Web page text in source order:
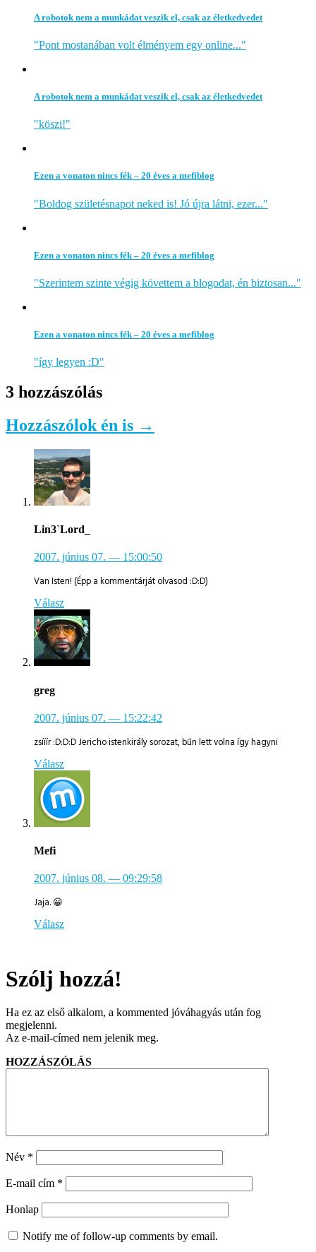
A robotok nem a munkádat veszik el, csak az életkedvedet
"Pont mostanában volt élményem egy online..."
A robotok nem a munkádat veszik el, csak az életkedvedet
"köszi!"
Ezen a vonaton nincs fék – 20 éves a mefiblog
"Boldog születésnapot neked is! Jó újra látni, ezer..."
Ezen a vonaton nincs fék – 20 éves a mefiblog
"Szerintem szinte végig követtem a blogodat, én biztosan..."
Ezen a vonaton nincs fék – 20 éves a mefiblog
"így legyen :D"
3 hozzászólás
Hozzászólok én is →
Lin3`Lord_
2007. június 07. — 15:00:50
Van Isten! (Épp a kommentárját olvasod :D:D)
Válasz
greg
2007. június 07. — 15:22:42
zsííír :D:D:D Jericho istenkirály sorozat, bűn lett volna így hagyni
Válasz
Mefi
2007. június 08. — 09:29:58
Jaja. 😀
Válasz
Szólj hozzá!
Ha ez az első alkalom, a kommented jóváhagyás után fog
megjelenni.
Az e-mail-címed nem jelenik meg.
HOZZÁSZÓLÁS
Név *
E-mail cím *
Honlap
Notify me of follow-up comments by email.